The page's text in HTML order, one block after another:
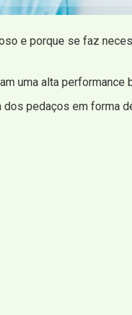
e porque se faz
uma alta performance
pedaços em forma